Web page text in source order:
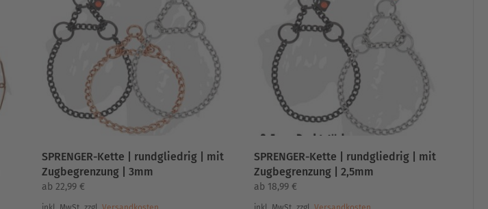
SPRENGER-Kette | rundgliedrig | mit
Zugbegrenzung | 3mm
ab 22,99 €
SPRENGER-Kette | rundgliedrig | mit
Zugbegrenzung | 2,5mm
ab 18,99 €